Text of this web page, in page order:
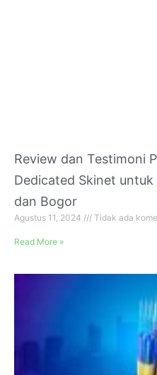
Review dan Testimoni
Dedicated Skinet
dan Bogor
Agustus 11, 2024 Tidak ada
Read More »